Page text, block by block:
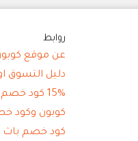
روابط
عن موقع
دليل التسوق
15% كود خصم فارفيتش - farfetch كود خصم في الامارات العربية
كوبون وكود
كود خصم باث